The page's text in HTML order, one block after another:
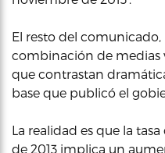
El resto del
combinación de medias
que contrastan
base que publicó el
La realidad es que la
de 2013 implica un